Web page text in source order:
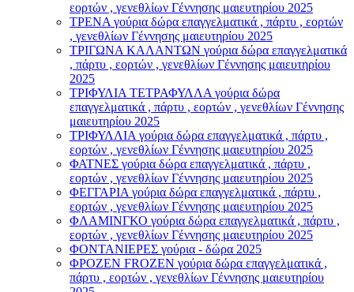
εορτών , γενεθλίων Γέννησης μαιευτηρίου 2025
ΤΡΕΝΑ γούρια δώρα επαγγελματικά , πάρτυ , εορτών
, γενεθλίων Γέννησης μαιευτηρίου 2025
ΤΡΙΓΩΝΑ ΚΑΛΑΝΤΩΝ γούρια δώρα επαγγελματικά
, πάρτυ , εορτών , γενεθλίων Γέννησης μαιευτηρίου
2025
ΤΡΙΦΥΛΙΑ ΤΕΤΡΑΦΥΛΛΑ γούρια δώρα
επαγγελματικά , πάρτυ , εορτών , γενεθλίων Γέννησης
μαιευτηρίου 2025
ΤΡΙΦΥΛΛΙΑ γούρια δώρα επαγγελματικά , πάρτυ ,
εορτών , γενεθλίων Γέννησης μαιευτηρίου 2025
ΦΑΤΝΕΣ γούρια δώρα επαγγελματικά , πάρτυ ,
εορτών , γενεθλίων Γέννησης μαιευτηρίου 2025
ΦΕΓΓΑΡΙΑ γούρια δώρα επαγγελματικά , πάρτυ ,
εορτών , γενεθλίων Γέννησης μαιευτηρίου 2025
ΦΛΑΜΙΝΓΚΟ γούρια δώρα επαγγελματικά , πάρτυ ,
εορτών , γενεθλίων Γέννησης μαιευτηρίου 2025
ΦΟΝΤΑΝΙΕΡΕΣ γούρια - δώρα 2025
ΦΡΟΖΕΝ FROZEN γούρια δώρα επαγγελματικά ,
πάρτυ , εορτών , γενεθλίων Γέννησης μαιευτηρίου